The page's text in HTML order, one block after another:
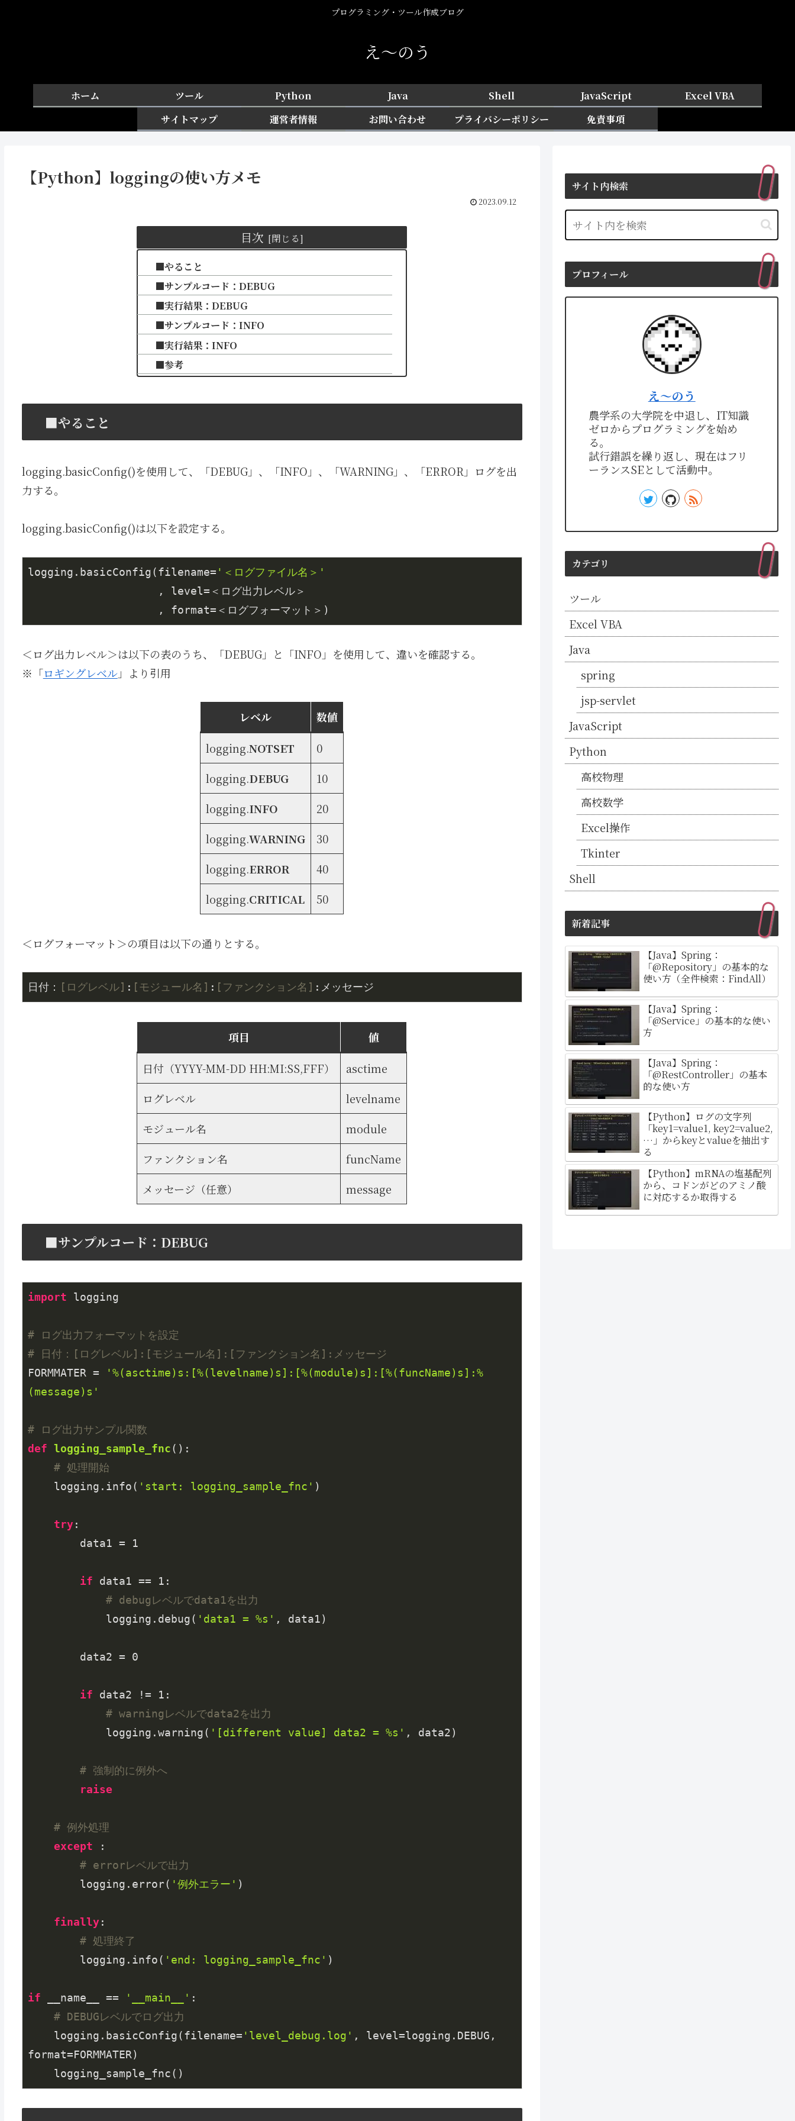
プログラミング・ツール作成ブログ
え〜のう
ホーム ツール Python Java Shell JavaScript
Excel VBA
サイトマップ
運営者情報 お問い合わせ プライバシーポリシー 免責事項
【Python】loggingの使い方メモ
2023.09.12
目次
■やること
■サンプルコード：DEBUG
■実行結果：DEBUG
■サンプルコード：INFO
■実行結果：INFO
■参考
■やること
logging.basicConfig()を使用して、「DEBUG」、「INFO」、「WARNING」、「ERROR」ログを出
力する。
logging.basicConfig()は以下を設定する。
logging.basicConfig(filename= '＜ログファイル名＞'
                    , format=＜ログフォーマット＞)
＜ログ出力レベル＞は以下の表のうち、「DEBUG」と「INFO」を使用して、違いを確認する。
※「ロギングレベル」より引用
レベル 数値
logging.NOTSET
0
logging.DEBUG
10
logging.INFO
20
logging.WARNING
30
logging.ERROR
40
logging.CRITICAL 50
＜ログフォーマット＞の項目は以下の通りとする。
日付： [ログレベル] : [モジュール名] : [ファンクション名] :メッセージ
項目 値
日付（YYYY-MM-DD HH:MI:SS,FFF）
asctime
ログレベル
levelname
モジュール名
module
ファンクション名
funcName
メッセージ（任意）
message
■サンプルコード：DEBUG
import logging
# ログ出力フォーマットを設定
# 日付：[ログレベル]:[モジュール名]:[ファンクション名]:メッセージ
FORMMATER =
'%(asctime)s:[%(levelname)s]:[%(module)s]:[%(funcName)s]:%
(message)s'
# ログ出力サンプル関数
def logging_sample_fnc() :
# 処理開始
    logging.info(
'start: logging_sample_fnc' )
try:
        data1 =
1
if data1 == 1 :
# debugレベルでdata1を出力
            logging.debug(
'data1 = %s' , data1)
        data2 =
0
if data2 != 1 :
# warningレベルでdata2を出力
            logging.warning(
'[different value] data2 = %s' , data2)
# 強制的に例外へ
raise
# 例外処理
except :
# errorレベルで出力
        logging.error(
'例外エラー' )
finally:
# 処理終了
        logging.info(
'end: logging_sample_fnc' )
if __name__ == '__main__' :
# DEBUGレベルでログ出力
    logging.basicConfig(filename=
'level_debug.log' , level=logging.DEBUG,
format=FORMMATER)
サイト内検索
プロフィール
え〜のう
農学系の大学院を中退し、IT知識
ゼロからプログラミングを始め
る。
試行錯誤を繰り返し、現在はフリ
ーランスSEとして活動中。
カテゴリ
ツール
Excel VBA
Java
spring
jsp-servlet
JavaScript
Python
高校物理
高校数学
Excel操作
Tkinter
Shell
新着記事
【Java】Spring：
「@Repository」の基本的な
使い方（全件検索：FindAll）
【Java】Spring：
「@Service」の基本的な使い
方
【Java】Spring：
「@RestController」の基本
的な使い方
【Python】ログの文字列
「key1=value1, key2=value2,
…」からkeyとvalueを抽出す
る
【Python】mRNAの塩基配列
から、コドンがどのアミノ酸
に対応するか取得する